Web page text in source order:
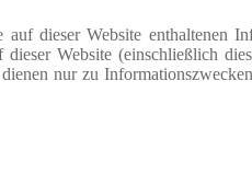
dieser Website enthaltenen
Website (einschließlich
nur zu